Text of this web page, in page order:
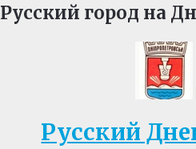
Русский город на
Русский